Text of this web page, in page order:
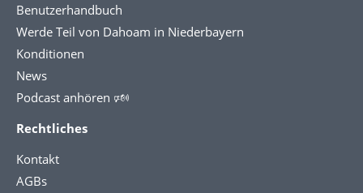
Benutzerhandbuch
Werde Teil von Dahoam in Niederbayern
Konditionen
News
Podcast anhören 🕬
Rechtliches
Kontakt
AGBs